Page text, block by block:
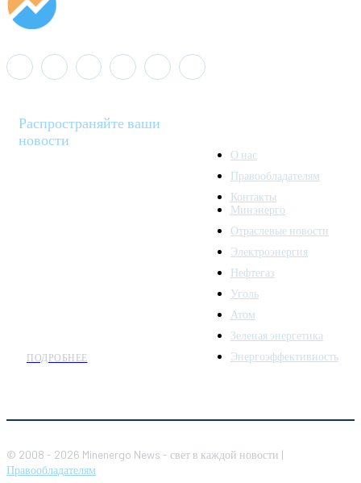
Распространяйте ваши
новости
ПОДРОБНЕЕ
О нас
Правообладателям
Контакты
Минэнерго
Отраслевые новости
Электроэнергия
Нефтегаз
Уголь
Атом
Зеленая энергетика
Энергоэффективность
© 2008 - 2026 Minenergo News - свет в каждой новости |
Правообладателям